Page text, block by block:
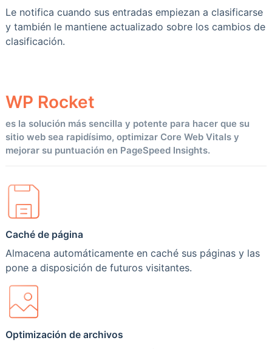
Le notifica cuando sus entradas empiezan a clasificarse
y también le mantiene actualizado sobre los cambios de
clasificación.
WP Rocket
es la solución más sencilla y potente para hacer que su
sitio web sea rapidísimo, optimizar Core Web Vitals y
mejorar su puntuación en PageSpeed Insights.
Caché de página
Almacena automáticamente en caché sus páginas y las
pone a disposición de futuros visitantes.
Optimización de archivos